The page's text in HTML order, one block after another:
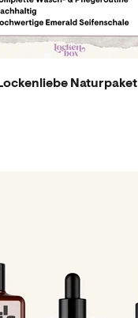
Naturpaket